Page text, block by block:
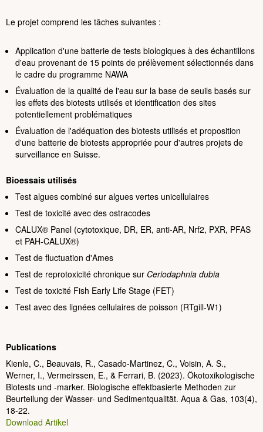
Le projet comprend les tâches suivantes :
Application d'une batterie de tests biologiques à des échantillons
d'eau provenant de 15 points de prélèvement sélectionnés dans
le cadre du programme NAWA
Évaluation de la qualité de l'eau sur la base de seuils basés sur
les effets des biotests utilisés et identification des sites
potentiellement problématiques
Évaluation de l'adéquation des biotests utilisés et proposition
d'une batterie de biotests appropriée pour d'autres projets de
surveillance en Suisse.
Bioessais utilisés
Test algues combiné sur algues vertes unicellulaires
Test de toxicité avec des ostracodes
CALUX® Panel (cytotoxique, DR, ER, anti-AR, Nrf2, PXR, PFAS
et PAH-CALUX®)
Test de fluctuation d'Ames
Test de reprotoxicité chronique sur Ceriodaphnia dubia
Test de toxicité Fish Early Life Stage (FET)
Test avec des lignées cellulaires de poisson (RTgill-W1)
Publications
Kienle, C., Beauvais, R., Casado-Martinez, C., Voisin, A. S.,
Werner, I., Vermeirssen, E., & Ferrari, B. (2023). Ökotoxikologische
Biotests und -marker. Biologische effektbasierte Methoden zur
Beurteilung der Wasser- und Sedimentqualität. Aqua & Gas, 103(4),
18-22.
Download Artikel